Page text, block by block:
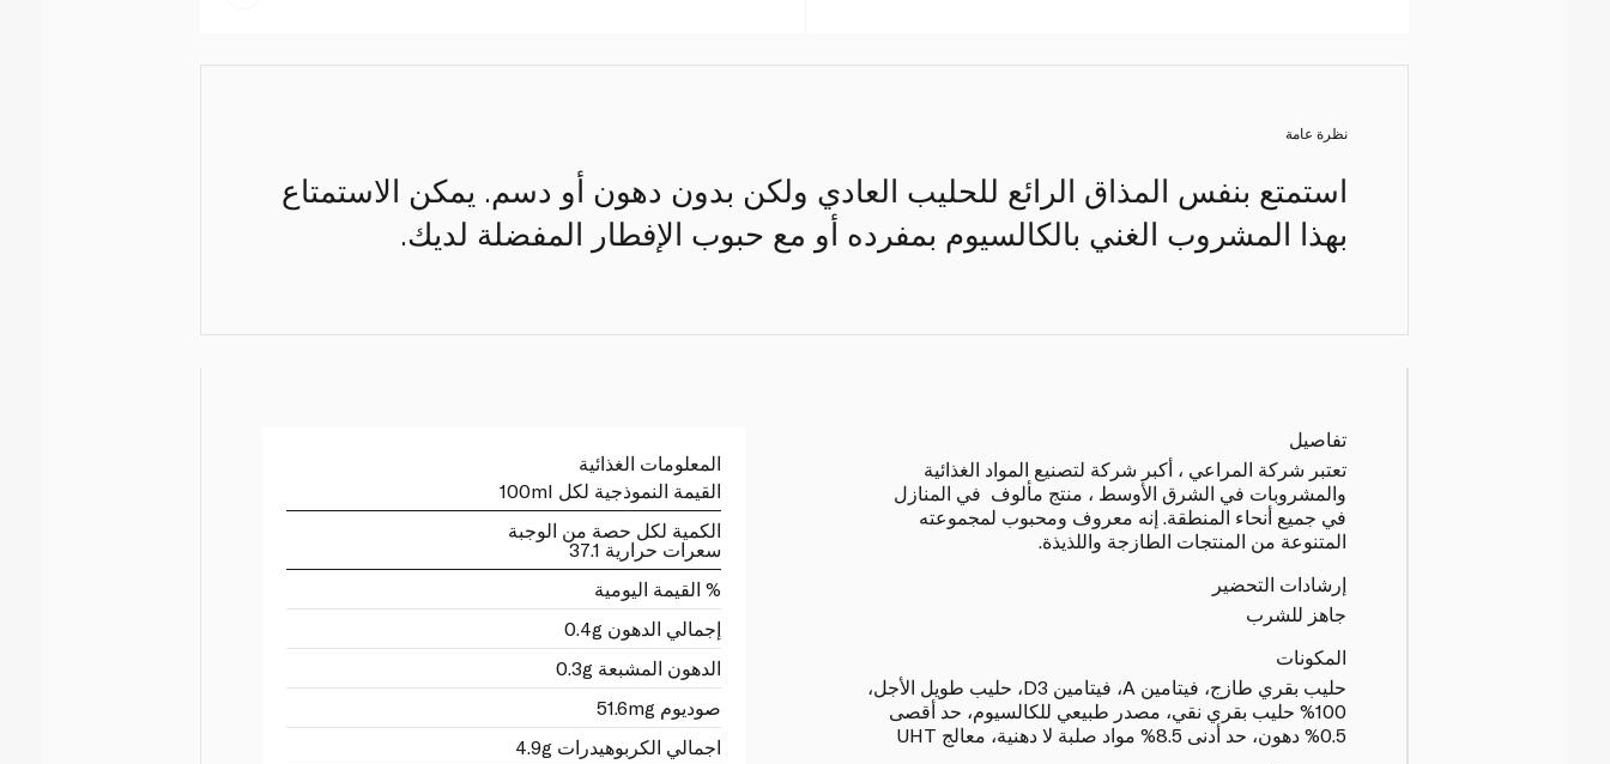
نظرة عامة
استمتع بنفس المذاق الرائع للحليب العادي ولكن بدون دهون أو دسم. يمكن الاستمتاع
بهذا المشروب الغني بالكالسيوم بمفرده أو مع حبوب الإفطار المفضلة لديك.
تفاصيل
تعتبر شركة المراعي ، أكبر شركة لتصنيع المواد الغذائية
والمشروبات في الشرق الأوسط ، منتج مألوف في المنازل
في جميع أنحاء المنطقة. إنه معروف ومحبوب لمجموعته
المتنوعة من المنتجات الطازجة واللذيذة.
إرشادات التحضير
جاهز للشرب
المكونات
حليب بقري طازج، فيتامين A، فيتامين D3، حليب طويل الأجل،
100% حليب بقري نقي، مصدر طبيعي للكالسيوم، حد أقصى
0.5% دهون، حد أدنى 8.5% مواد صلبة لا دهنية، معالج UHT
المعلومات الغذائية
القيمة النموذجية لكل 100ml
الكمية لكل حصة من الوجبة
سعرات حرارية 37.1
% القيمة اليومية
إجمالي الدهون 0.4g
الدهون المشبعة 0.3g
صوديوم 51.6mg
اجمالي الكربوهيدرات 4.9g